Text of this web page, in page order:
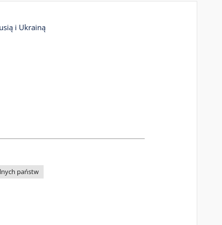
i Ukrainą
państw